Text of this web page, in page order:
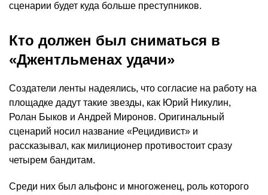
сценарии будет куда больше преступников.
Кто должен был сниматься в
«Джентльменах удачи»
Создатели ленты надеялись, что согласие на работу на
площадке дадут такие звезды, как Юрий Никулин,
Ролан Быков и Андрей Миронов. Оригинальный
сценарий носил название «Рецидивист» и
рассказывал, как милиционер противостоит сразу
четырем бандитам.
Среди них был альфонс и многоженец, роль которого